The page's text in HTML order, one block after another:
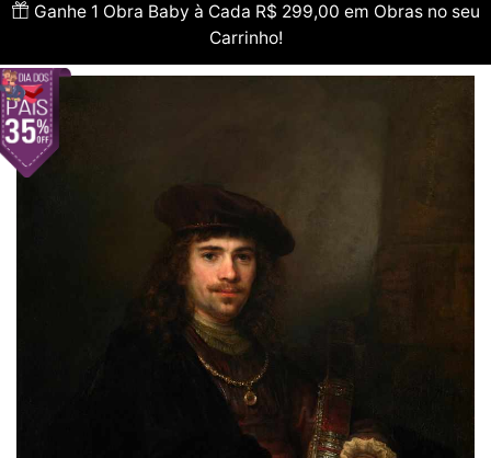
Ganhe 1 Obra Baby à Cada R$ 299,00 em Obras no seu
Carrinho!